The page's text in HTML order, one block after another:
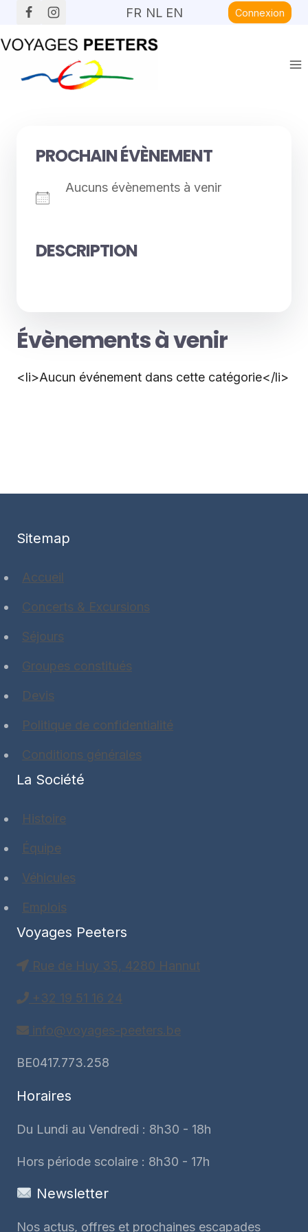
contenu
FR NL EN Connexion
PROCHAIN ÉVÈNEMENT
Aucuns évènements à venir
DESCRIPTION
Évènements à venir
<li>Aucun événement dans cette catégorie</li>
Sitemap
Accueil
Concerts & Excursions
Séjours
Groupes constitués
Devis
Politique de confidentialité
Conditions générales
La Société
Histoire
Équipe
Véhicules
Emplois
Voyages Peeters
Rue de Huy 35, 4280 Hannut
+32 19 51 16 24
info@voyages-peeters.be
BE0417.773.258
Horaires
Du Lundi au Vendredi : 8h30 - 18h
Hors période scolaire : 8h30 - 17h
Newsletter
Nos actus, offres et prochaines escapades